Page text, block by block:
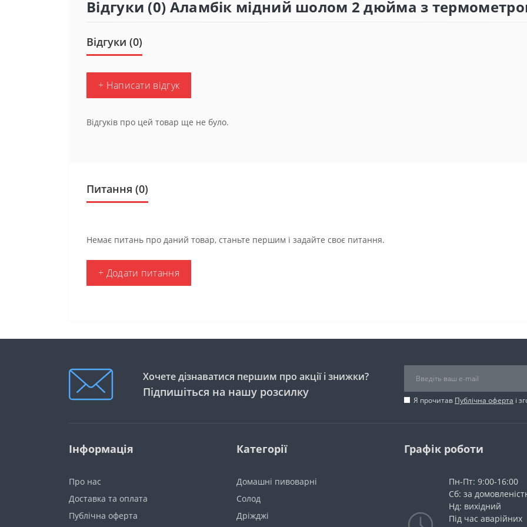
Відгуки (0) Аламбік мідний шолом 2 дюйма з
Відгуки (0)
+ Написати відгук
Відгуків про цей товар ще не було.
Питання (0)
Немає питань про даний товар, станьте першим і задайте своє питання.
+ Додати питання
Хочете дізнаватися першим про акції і знижки?
Підпишіться на нашу розсилку
Я прочитав Публічна оферта і
Інформація
Про нас
Доставка та оплата
Публічна оферта
Категорії
Домашні пивоварні
Солод
Дріжджі
Графік роботи
Пн-Пт: 9:00-16:00
Сб: за
Нд: вихідний
Під час аварійних